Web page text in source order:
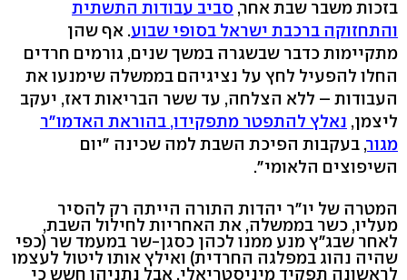
בזכות משבר שבת אחר, סביב עבודות התשתית
והתחזוקה ברכבת ישראל בסופי שבוע. אף שהן
מתקיימות כדבר שבשגרה במשך שנים, גורמים חרדים
החלו להפעיל לחץ על נציגיהם בממשלה שימנעו את
העבודות – ללא הצלחה, עד ששר הבריאות דאז, יעקב
ליצמן, נאלץ להתפטר מתפקידו, בהוראת האדמו"ר
מגור, בעקבות הפיכת השבת למה שכינה "יום
השיפוצים הלאומי".
המטרה של יו"ר יהדות התורה הייתה רק להסיר
מעליו, כשר בממשלה, את האחריות לחילול השבת,
לאחר שבג"ץ מנע ממנו לכהן כסגן-שר במעמד שר (כפי
שהיה נהוג במפלגה החרדית) ואילץ אותו ליטול לעצמו
לראשונה תפקיד מיניסטריאלי. אבל נתניהו חשש כי